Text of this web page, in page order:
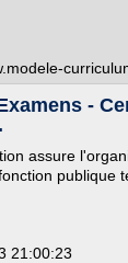
-
assure
publique
21:00:23